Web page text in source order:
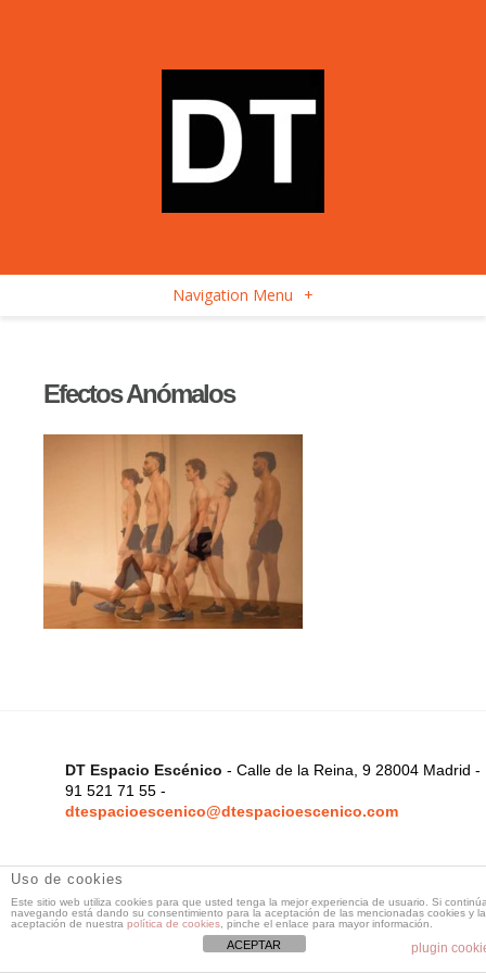
Navigation Menu +
Efectos Anómalos
DT Espacio Escénico - Calle de la Reina, 9 28004 Madrid -
91 521 71 55 -
dtespacioescenico@dtespacioescenico.com
Uso de cookies
Este sitio web utiliza cookies para que usted tenga la mejor experiencia de usuario. Si
navegando está dando su consentimiento para la aceptación de las mencionadas cookies y la
aceptación de nuestra política de cookies , pinche el enlace para mayor información.
plugin
ACEPTAR